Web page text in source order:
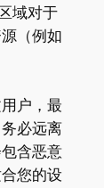
域对于
（例如
户，最
必远离
含恶意
您的设